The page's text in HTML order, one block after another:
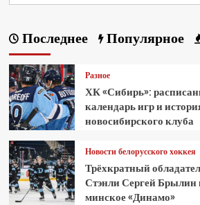
Последнее Популярное
Разное
ХК «Сибирь»:
календарь игр и
новосибирского клуба
Новости белорусского хоккея
Трёхкратный
Стэнли Сергей Брылин
минское «Динамо»